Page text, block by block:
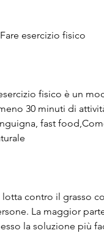
esercizio fisico
fisico è un
30 minuti di
fast
lotta contro il grasso
La maggior
la soluzione più